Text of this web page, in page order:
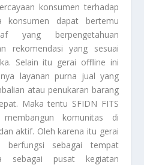
konsumen terhadap
konsumen dapat bertemu
yang berpengetahuan
rekomendasi yang sesuai
Selain itu gerai offline ini
layanan purna jual yang
atau penukaran barang
Maka tentu SFIDN FITS
membangun komunitas di
aktif. Oleh karena itu gerai
sebagai tempat
sebagai pusat kegiatan